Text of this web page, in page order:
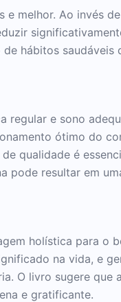
melhor. Ao invés
hábitos saudáveis
regular e sono
ótimo do
qualidade é
pode resultar em
holística para o
na vida, e
O livro sugere que
e gratificante.